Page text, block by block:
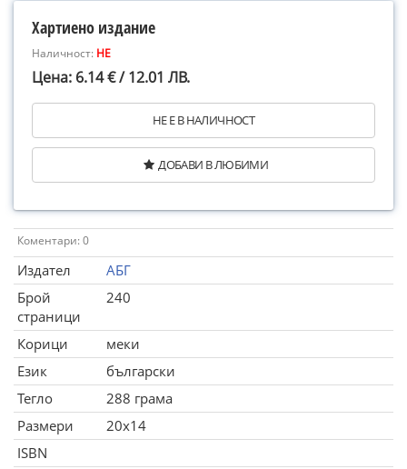
Хартиено издание
Наличност: НЕ
Цена: 6.14 € / 12.01 ЛВ.
НЕ Е В НАЛИЧНОСТ
ДОБАВИ В ЛЮБИМИ
Коментари: 0
Издател
АБГ
Брой
страници
240
Корици
меки
Език
български
Тегло
288 грама
Размери
20x14
ISBN